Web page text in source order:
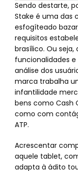
Sendo destarte,
Stake é uma das
esfogíteado
requisitos
brasílico. Ou
funcionalidades
análise dos
marca trabalha
infantilidade
bens como Cash
como com
ATP.
Acrescentar
aquele tablet,
adapta à ádito